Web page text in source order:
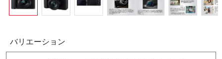
バリエーション